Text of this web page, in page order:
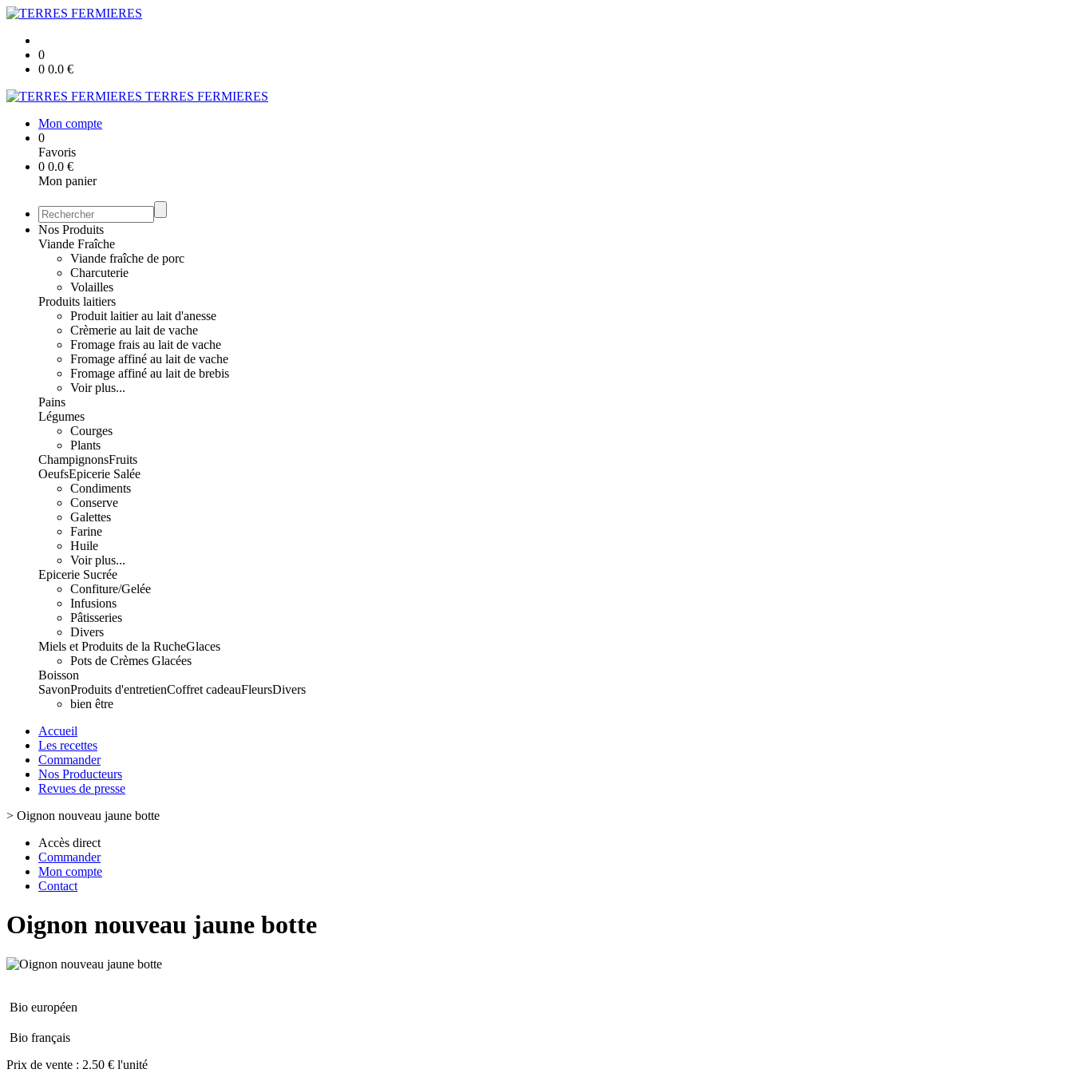
0
0 0.0 €
TERRES FERMIERES
Mon compte
0
Favoris
0 0.0 €
Mon panier
Nos Produits
Viande Fraîche
Viande fraîche de porc
Charcuterie
Volailles
Produits laitiers
Produit laitier au lait d'anesse
Crèmerie au lait de vache
Fromage frais au lait de vache
Fromage affiné au lait de vache
Fromage affiné au lait de brebis
Voir plus...
Pains
Légumes
Courges
Plants
ChampignonsFruits
OeufsEpicerie Salée
Condiments
Conserve
Galettes
Farine
Huile
Voir plus...
Epicerie Sucrée
Confiture/Gelée
Infusions
Pâtisseries
Divers
Miels et Produits de la RucheGlaces
Pots de Crèmes Glacées
Boisson
SavonProduits d'entretienCoffret cadeauFleursDivers
bien être
Accueil
Les recettes
Commander
Nos Producteurs
Revues de presse
> Oignon nouveau jaune botte
Accès direct
Commander
Mon compte
Contact
Oignon nouveau jaune botte
Bio européen
Bio français
Prix de vente : 2.50 € l'unité